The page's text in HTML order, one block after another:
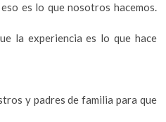
es lo que nosotros hacemos.
la experiencia es lo que hace
y padres de familia para que